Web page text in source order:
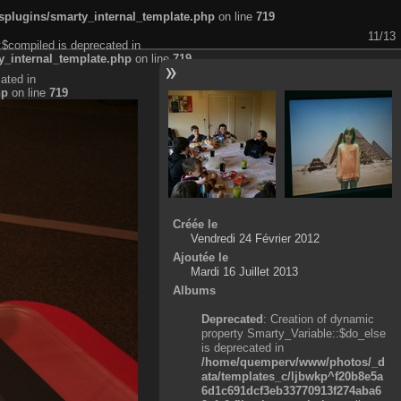
smarty_internal_template.php on line 719
11/13
is deprecated in
on line 719
in
on line 719
Créée le
Vendredi 24 Février 2012
Ajoutée le
Mardi 16 Juillet 2013
Albums
Deprecated: Creation of dynamic
property Smarty_Variable::$do_else
is deprecated in
/home/quemperv/www/photos/_d
ata/templates_c/ljbwkp^f20b8e5a
6d1c691dcf3eb33770913f274aba6